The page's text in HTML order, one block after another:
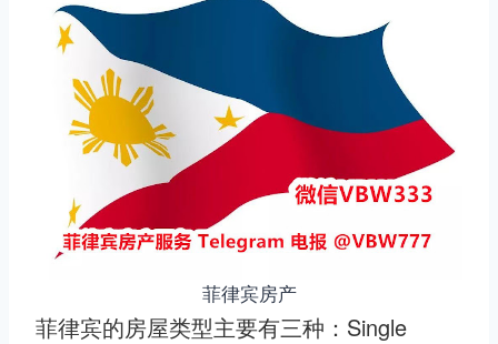
菲律宾房产
菲律宾的房屋类型主要有三种：Single